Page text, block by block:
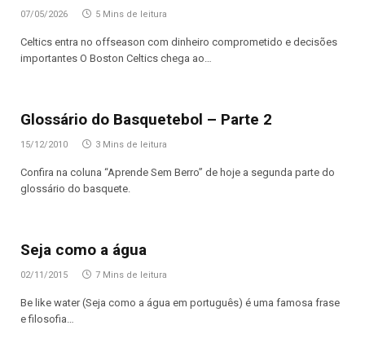
07/05/2026 5 Mins de leitura
Celtics entra no offseason com dinheiro comprometido e decisões
importantes O Boston Celtics chega ao…
Glossário do Basquetebol – Parte 2
15/12/2010 3 Mins de leitura
Confira na coluna “Aprende Sem Berro” de hoje a segunda parte do
glossário do basquete.
Seja como a água
02/11/2015 7 Mins de leitura
Be like water (Seja como a água em português) é uma famosa frase
e filosofia…